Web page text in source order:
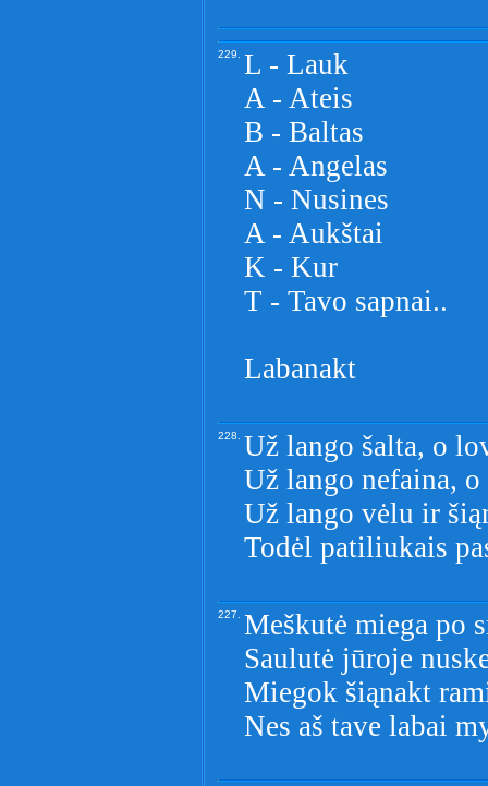
229. L - Lauk
A - Ateis
B - Baltas
A - Angelas
N - Nusines
A - Aukštai
K - Kur
T - Tavo sapnai..
Labanakt
228. Už lango šalta, o
Už lango nefaina,
Už lango vėlu ir
Todėl patiliukais
227. Meškutė miega po
Saulutė jūroje
Miegok šiąnakt
Nes aš tave labai